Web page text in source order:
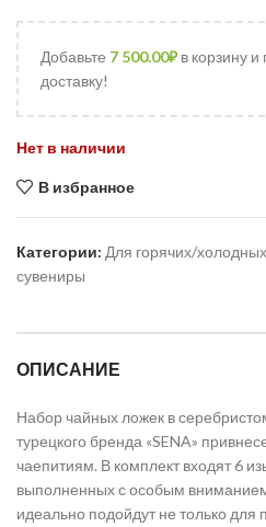
Добавьте 7 500.00₽в корзину и
доставку!
Нет в наличии
В избранное
Категории: Для горячих/
сувениры
ОПИСАНИЕ
Набор чайных ложек в
турецкого бренда «SENA»
чаепитиям. В комплект входят 6
выполненных с особым
идеально подойдут не только для